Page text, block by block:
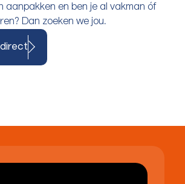
aanpakken en ben je al vakman óf
Dan zoeken we jou.